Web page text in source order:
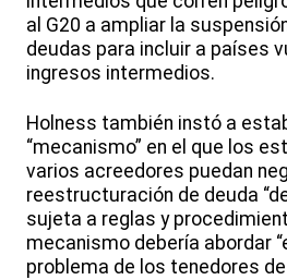
al G20 a ampliar la
deudas para incluir a países
ingresos intermedios.
Holness también instó a
“mecanismo” en el que los
varios acreedores puedan
reestructuración de deuda
sujeta a reglas y
mecanismo debería abordar
problema de los tenedores de